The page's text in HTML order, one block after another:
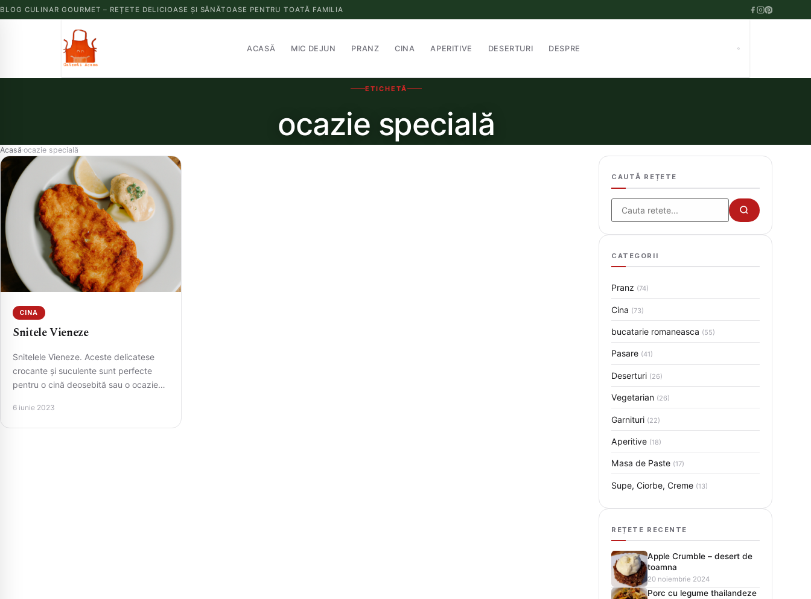
BLOG CULINAR GOURMET – REȚETE DELICIOASE ȘI SĂNĂTOASE PENTRU TOATĂ FAMILIA
ACASĂ MIC DEJUN PRANZ CINA APERITIVE DESERTURI DESPRE
ETICHETĂ
ocazie specială
Acasă›ocazie specială
CINA
Snitele Vieneze
Snitelele Vieneze. Aceste delicatese
crocante și suculente sunt perfecte
pentru o cină deosebită sau o ocazie
și…
6 iunie 2023
CAUTĂ REȚETE
Cauta
CATEGORII
Pranz (74)
Cina (73)
bucatarie romaneasca (55)
Pasare (41)
Deserturi (26)
Vegetarian (26)
Garnituri (22)
Aperitive (18)
Masa de Paste (17)
Supe, Ciorbe, Creme (13)
REȚETE RECENTE
Apple Crumble – desert de
toamna
20 noiembrie 2024
Porc cu legume thailandeze